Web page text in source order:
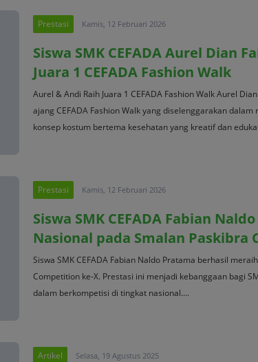
Prestasi Kamis, 12 Februari 2026
Siswa SMK CEFADA Aurel Dian
Juara 1 CEFADA Fashion Walk
Aurel & Andi Raih Juara 1 CEFADA Fashion Walk Aurel
ajang CEFADA Fashion Walk yang diselenggarakan
konsep kostum bertema kesehatan yang kreatif dan
Prestasi Kamis, 12 Februari 2026
Siswa SMK CEFADA Fabian
Nasional pada Smalan Paskibra
Siswa SMK CEFADA Fabian Naldo Pratama berhasil
Competition ke-X. Prestasi ini menjadi kebanggaan bagi
dalam berkompetisi di tingkat nasional....
Artikel Selasa, 19 Agustus 2025